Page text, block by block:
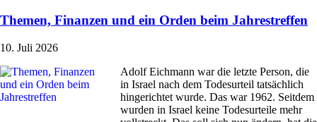
Themen, Finanzen und ein Orden beim Jahrestreffen
10. Juli 2026
Adolf Eichmann war die letzte Person, die
in Israel nach dem Todesurteil tatsächlich
hingerichtet wurde. Das war 1962. Seitdem
wurden in Israel keine Todesurteile mehr